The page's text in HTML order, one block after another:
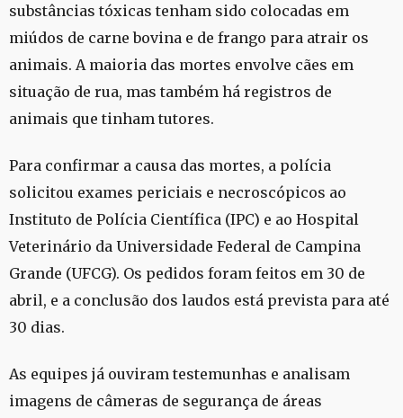
substâncias tóxicas tenham sido colocadas em
miúdos de carne bovina e de frango para atrair os
animais. A maioria das mortes envolve cães em
situação de rua, mas também há registros de
animais que tinham tutores.
Para confirmar a causa das mortes, a polícia
solicitou exames periciais e necroscópicos ao
Instituto de Polícia Científica (IPC) e ao Hospital
Veterinário da Universidade Federal de Campina
Grande (UFCG). Os pedidos foram feitos em 30 de
abril, e a conclusão dos laudos está prevista para até
30 dias.
As equipes já ouviram testemunhas e analisam
imagens de câmeras de segurança de áreas